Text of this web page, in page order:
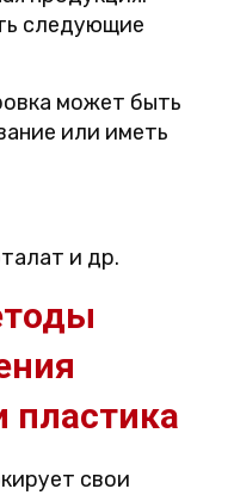
следующие
может быть
или иметь
и др.
пластика
свои